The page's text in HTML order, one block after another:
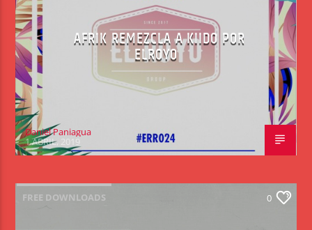
AFRIK REMEZCLA A KIIDO POR
ELROYO
Daniel Paniagua
1 ABRIL, 2019
FREE DOWNLOADS 0